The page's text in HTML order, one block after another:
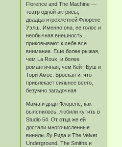
Florence and The Machine —
театр одной актрисы,
двадцатитрехлетней Флоренс
Уэлш. Именно она, ее голос и
необычная внешность,
приковывают к себе все
внимание. Еще более рыжая,
чем La Roux, и более
романтичная, чем Кейт Буш и
Тори Амос. Броская и, что
привлекает сильнее всего,
безумно загадочная.
Мама и дядя Флоренс, как
выяснилось, любили кутить в
Studio 54. От отца же ей
достали многочисленные
винилы Лу Рида и The Velvet
Underground, The Smiths и